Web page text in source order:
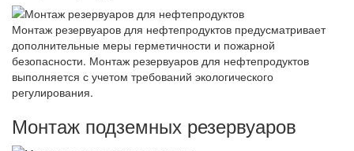
Монтаж резервуаров для нефтепродуктов предусматривает
дополнительные меры герметичности и пожарной
безопасности. Монтаж резервуаров для нефтепродуктов
выполняется с учетом требований экологического
регулирования.
Монтаж подземных резервуаров